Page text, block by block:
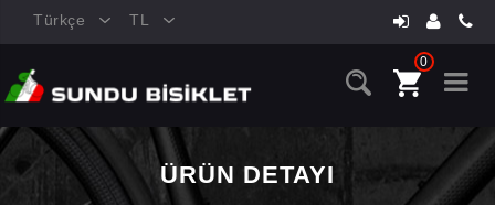
Türkçe TL
0
ÜRÜN DETAYI